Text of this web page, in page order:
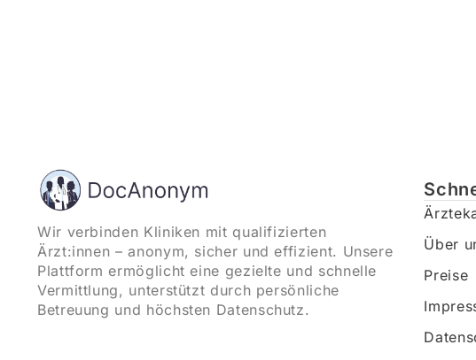
Wir verbinden Kliniken mit qualifizierten
Ärzt:innen – anonym, sicher und effizient. Unsere
Plattform ermöglicht eine gezielte und schnelle
Vermittlung, unterstützt durch persönliche
Betreuung und höchsten Datenschutz.
Über
Preise